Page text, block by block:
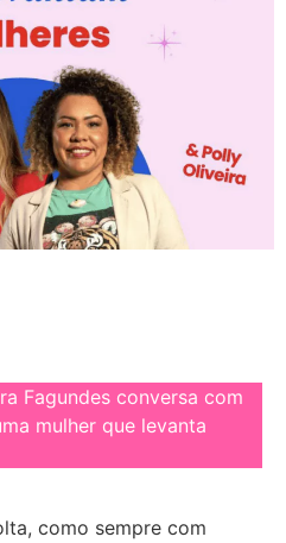
Fagundes conversa com
mulher que levanta
como sempre com